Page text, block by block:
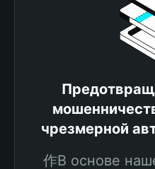
чрезмерной
作В основе